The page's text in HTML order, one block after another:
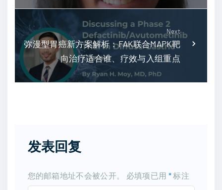
Next
弥漫型胃癌新方案解析：FAK联合MAPK靶
向治疗适合谁、疗效与入组重点
发表回复
您的邮箱地址不会被公开。 必填项已用 *标注